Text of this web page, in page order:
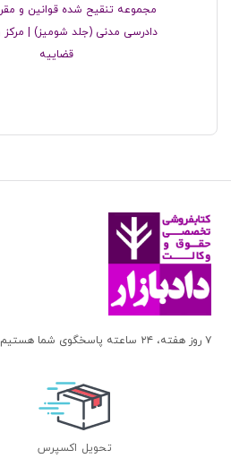
مجموعه تنقیح شده قوانین و
دادرسی مدنی (جلد شومیز) | مرکز
قضاییه
۷ روز هفته، ۲۴ ساعته پاسخگوی شما هستیم
تحویل اکسپرس